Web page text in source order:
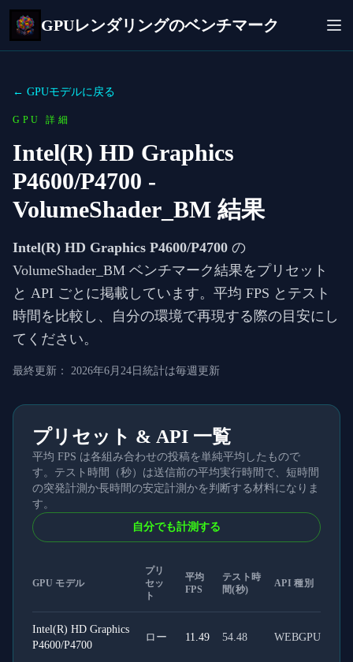
GPUレンダリングのベンチマーク
← GPUモデルに戻る
GPU 詳細
Intel(R) HD Graphics
P4600/P4700 -
VolumeShader_BM 結果
Intel(R) HD Graphics P4600/P4700 の
VolumeShader_BM ベンチマーク結果をプリセット
と API ごとに掲載しています。平均 FPS とテスト
時間を比較し、自分の環境で再現する際の目安にし
てください。
最終更新： 2026年6月24日 統計は毎週更新
プリセット & API 一覧
平均 FPS は各組み合わせの投稿を単純平均したもので
す。テスト時間（秒）は送信前の平均実行時間で、短時間
の突発計測か長時間の安定計測かを判断する材料になりま
す。
自分でも計測する
GPU モデル
プリ
セッ
ト
平均
FPS
テスト時
間(秒)
API 種別
Intel(R) HD Graphics
P4600/P4700
ロー 11.49 54.48 WEBGPU